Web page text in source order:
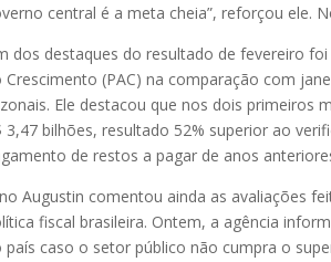
central é a meta cheia”, reforçou ele.
dos destaques do resultado de fevereiro
Crescimento (PAC) na comparação com
Ele destacou que nos dois primeiros
3,47 bilhões, resultado 52% superior ao
de restos a pagar de anos
Augustin comentou ainda as avaliações
fiscal brasileira. Ontem, a agência
país caso o setor público não cumpra o